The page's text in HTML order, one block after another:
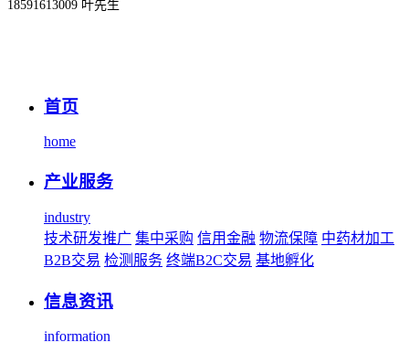
18591613009 叶先生
首页
home
产业服务
industry
技术研发推广 集中采购 信用金融 物流保障 中药材加工
B2B交易 检测服务 终端B2C交易 基地孵化
信息资讯
information